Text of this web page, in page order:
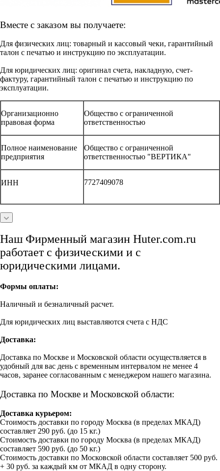
Вместе с заказом вы получаете:
Для физических лиц: товарный и кассовый чеки, гарантийный
талон с печатью и инструкцию по эксплуатации.
Для юридических лиц: оригинал счета, накладную, счет-
фактуру, гарантийный талон с печатью и инструкцию по
эксплуатации.
Организационно
правовая форма
Общество с ограниченной
ответственностью
Полное наименование
предприятия
Общество с ограниченной
ответственностью "ВЕРТИКА"
ИНН 7727409078
Наш Фирменный магазин Huter.com.ru
работает с физическими и с
юридическими лицами.
Формы оплаты:
Наличный и безналичный расчет.
Для юридических лиц выставляются счета с НДС
Доставка:
Доставка по Москве и Московской области осуществляется в
удобный для вас день с временным интервалом не менее 4
часов, заранее согласованным с менеджером нашего магазина.
Доставка по Москве и Московской области:
Доставка курьером:
Стоимость доставки по городу Москва (в пределах МКАД)
составляет 290 руб. (до 15 кг.)
Стоимость доставки по городу Москва (в пределах МКАД)
составляет 590 руб. (до 50 кг.)
Стоимость доставки по Московской области составляет 500 руб.
+ 30 руб. за каждый км от МКАД в одну сторону.